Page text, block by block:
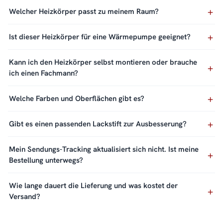
Welcher Heizkörper passt zu meinem Raum?
Ist dieser Heizkörper für eine Wärmepumpe geeignet?
Kann ich den Heizkörper selbst montieren oder brauche
ich einen Fachmann?
Welche Farben und Oberflächen gibt es?
Gibt es einen passenden Lackstift zur Ausbesserung?
Mein Sendungs-Tracking aktualisiert sich nicht. Ist meine
Bestellung unterwegs?
Wie lange dauert die Lieferung und was kostet der
Versand?